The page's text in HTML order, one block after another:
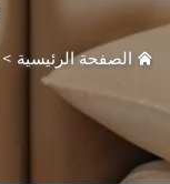
الصفحة الرئيسية >